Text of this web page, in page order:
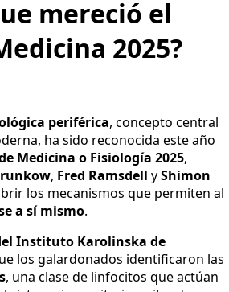
mereció el
2025?
periférica, concepto central
ha sido reconocida este año
Medicina o Fisiología 2025,
, Fred Ramsdell yShimon
los mecanismos que permiten al
a sí mismo.
Instituto Karolinska de
los galardonados identificaron las
, una clase de linfocitos que actúan